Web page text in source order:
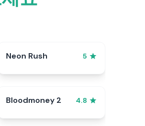
Neon Rush 5
Bloodmoney 2 4.8